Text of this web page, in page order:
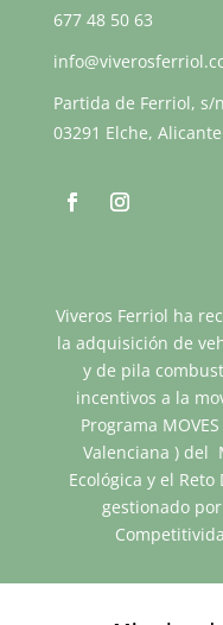
677 48 50 63
Partida de Ferriol, s/
03291 Elche, Alicante
Viveros Ferriol ha
la adquisición de
y de pila
incentivos a la
Programa
Valenciana ) del
Ecológica y el
gestionado